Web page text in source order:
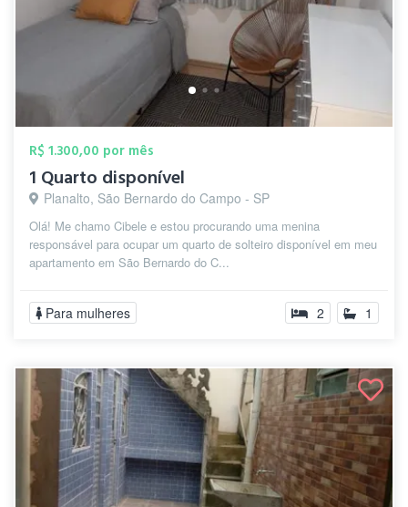
R$ 1.300,00 por mês
1 Quarto disponível
Planalto, São Bernardo do Campo - SP
Olá! Me chamo Cibele e estou procurando uma menina
responsável para ocupar um quarto de solteiro disponível em meu
apartamento em São Bernardo do C...
Para mulheres 2 1